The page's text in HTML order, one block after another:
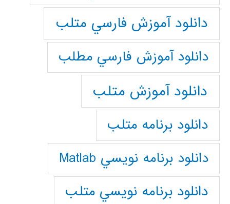
دانلود آموزش فارسي متلب
دانلود آموزش فارسي مطلب
دانلود آموزش متلب
دانلود برنامه متلب
دانلود برنامه نويسي Matlab
دانلود برنامه نويسي متلب